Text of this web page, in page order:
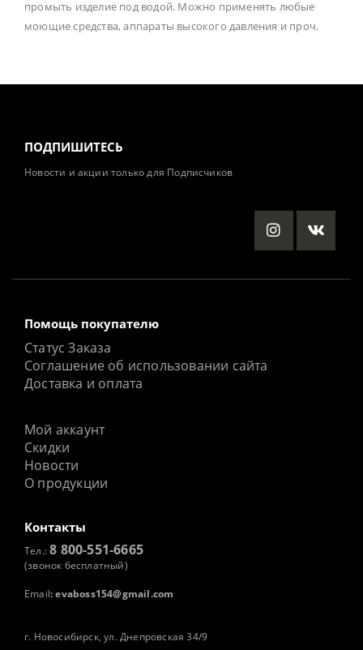
промыть изделие под водой. Можно применять любые
моющие средства, аппараты высокого давления и проч.
ПОДПИШИТЕСЬ
Новости и акции только для Подписчиков
Помощь покупателю
Статус Заказа
Соглашение об использовании сайта
Доставка и оплата
Мой аккаунт
Скидки
Новости
О продукции
Контакты
Тел.:8 800-551-6665
(звонок бесплатный)
Email: evaboss154@gmail.com
г. Новосибирск, ул. Днепровская 34/9